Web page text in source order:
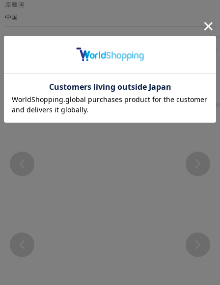
原産国
中国
洗濯表示について よくある質問(FAQ)
Instagram
@atsugi_official_webshop